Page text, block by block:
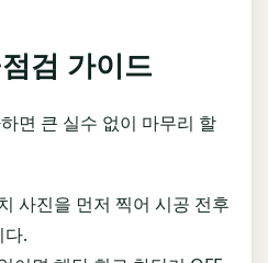
검 가이드
면 큰 실수 없이 마무리 할
사진을 먼저 찍어 시공 전후
다.